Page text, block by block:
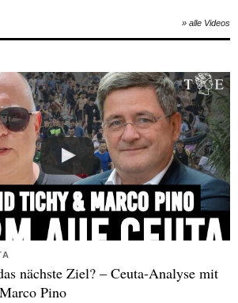
» alle Videos
nächste Ziel? – Ceuta-Analyse mit
Pino